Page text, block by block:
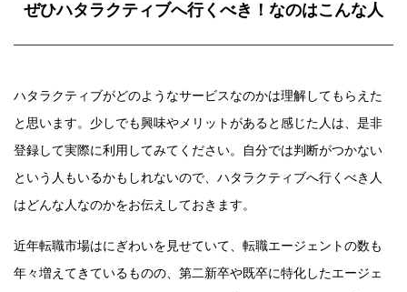
ぜひハタラクティブへ行くべき！なのはこんな人
ハタラクティブがどのようなサービスなのかは理解してもらえた
と思います。少しでも興味やメリットがあると感じた人は、是非
登録して実際に利用してみてください。自分では判断がつかない
という人もいるかもしれないので、ハタラクティブへ行くべき人
はどんな人なのかをお伝えしておきます。
近年転職市場はにぎわいを見せていて、転職エージェントの数も
年々増えてきているものの、第二新卒や既卒に特化したエージェ